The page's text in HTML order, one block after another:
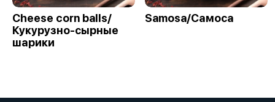
Cheese corn balls/
Кукурузно-сырные
шарики
Samosa/Самоса